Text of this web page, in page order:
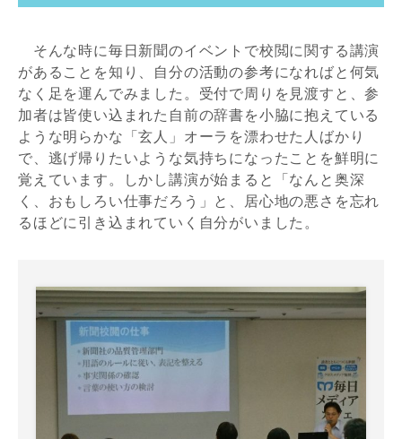
そんな時に毎日新聞のイベントで校閲に関する講演
があることを知り、自分の活動の参考になればと何気
なく足を運んでみました。受付で周りを見渡すと、参
加者は皆使い込まれた自前の辞書を小脇に抱えている
ような明らかな「玄人」オーラを漂わせた人ばかり
で、逃げ帰りたいような気持ちになったことを鮮明に
覚えています。しかし講演が始まると「なんと奥深
く、おもしろい仕事だろう」と、居心地の悪さを忘れ
るほどに引き込まれていく自分がいました。